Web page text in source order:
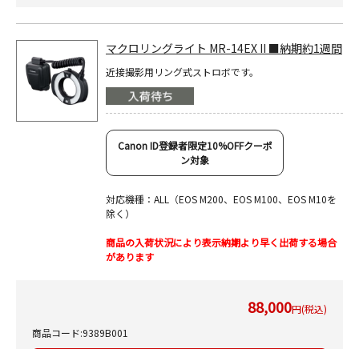
マクロリングライト MR-14EX II ■納期約1週間
近接撮影用リング式ストロボです。
Canon ID登録者限定10%OFFクーポ
ン対象
対応機種：ALL（EOS M200、EOS M100、EOS M10を
除く）
商品の入荷状況により表示納期より早く出荷する場合
があります
88,000円(税込)
商品コード:9389B001